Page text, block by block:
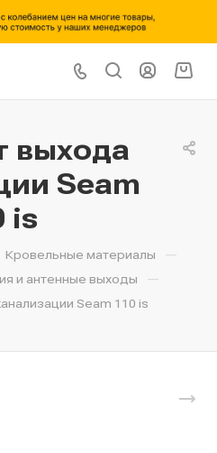
выхода
Seam
is
Кровельные материалы —
и антенные выходы —
Seam 110 is